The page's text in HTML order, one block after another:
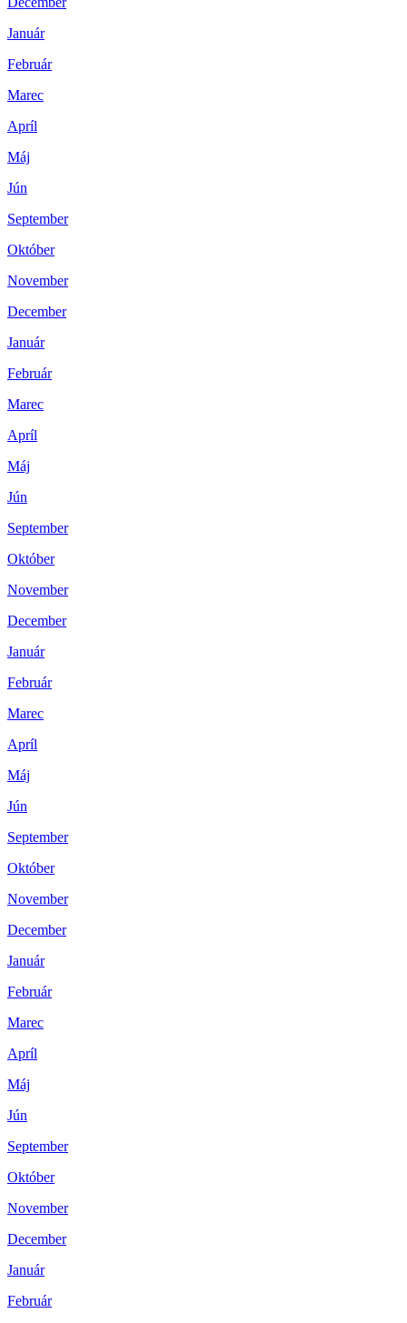
Január
Február
Marec
Apríl
Máj
Jún
September
Október
November
December
Január
Február
Marec
Apríl
Máj
Jún
September
Október
November
December
Január
Február
Marec
Apríl
Máj
Jún
September
Október
November
December
Január
Február
Marec
Apríl
Máj
Jún
September
Október
November
December
Január
Február